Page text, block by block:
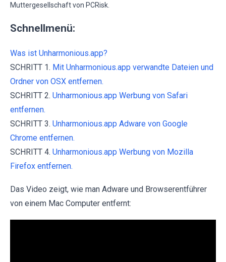
Muttergesellschaft von PCRisk.
Schnellmenü:
Was ist Unharmonious.app?
SCHRITT 1. Mit Unharmonious.app verwandte Dateien und
Ordner von OSX entfernen.
SCHRITT 2. Unharmonious.app Werbung von Safari
entfernen.
SCHRITT 3. Unharmonious.app Adware von Google
Chrome entfernen.
SCHRITT 4. Unharmonious.app Werbung von Mozilla
Firefox entfernen.
Das Video zeigt, wie man Adware und Browserentführer
von einem Mac Computer entfernt: